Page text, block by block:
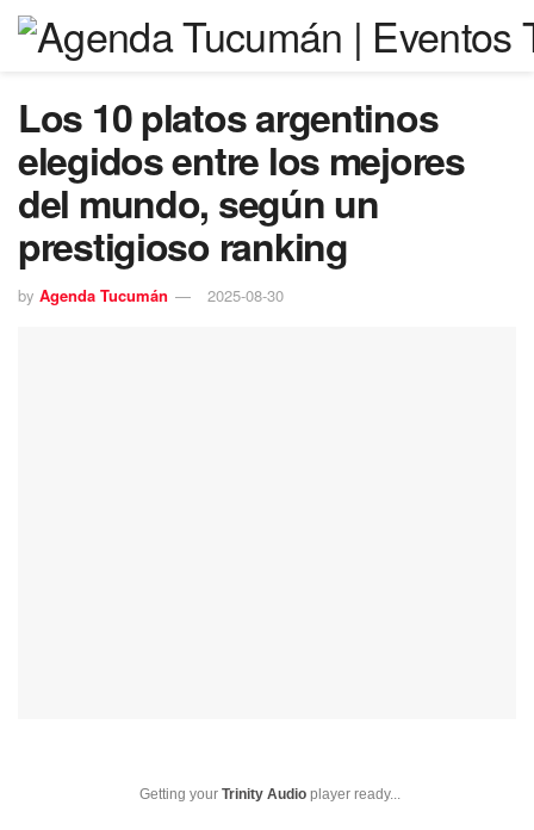
Los 10 platos argentinos
elegidos entre los mejores
del mundo, según un
prestigioso ranking
by Agenda Tucumán 2025-08-30
Getting your Trinity Audio player ready...